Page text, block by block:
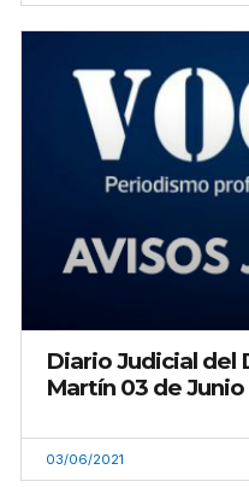
Diario Judicial del
Martín 03 de Junio
03/06/2021